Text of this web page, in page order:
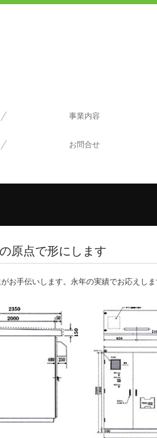
事業内容
お問合せ
原点で形にします
手伝いします。永年の実績でお応えしま